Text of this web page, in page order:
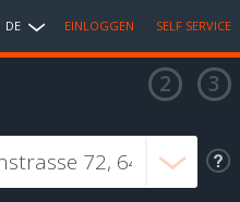
DE EINLOGGEN SELF SERVICE